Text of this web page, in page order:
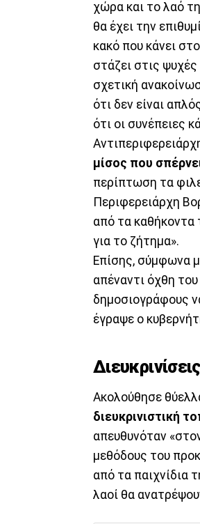
χώρα και το λαό
θα έχει την
κακό που κάνει
στάζει στις
σχετική
ότι δεν είναι
ότι οι συνέπειες
μίσος που
περίπτωση τα
Περιφερειάρχη
από τα καθήκοντα
για το ζήτημα».
Επίσης, σύμφωνα
απέναντι όχθη
δημοσιογράφους
έγραψε ο
Ακολούθησε
διευκρινιστική
απευθυνόταν
μεθόδους του
από τα παιχνίδια
λαοί θα